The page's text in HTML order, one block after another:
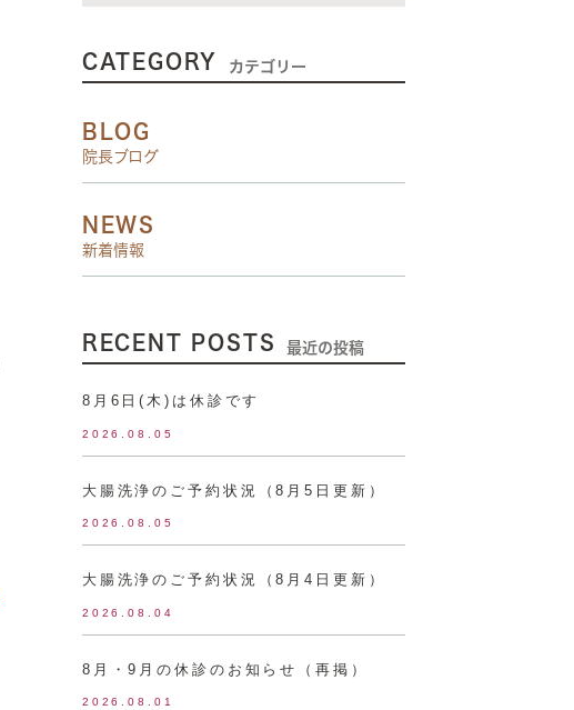
CATEGORY カテゴリー
BLOG
院長ブログ
NEWS
新着情報
RECENT POSTS 最近の投稿
8月6日(木)は休診です
2026.08.05
大腸洗浄のご予約状況（8月5日更新）
2026.08.05
大腸洗浄のご予約状況（8月4日更新）
2026.08.04
8月・9月の休診のお知らせ（再掲）
2026.08.01